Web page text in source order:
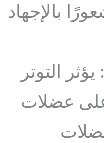
بالإجهاد
: يؤثر التوتر
عضلات